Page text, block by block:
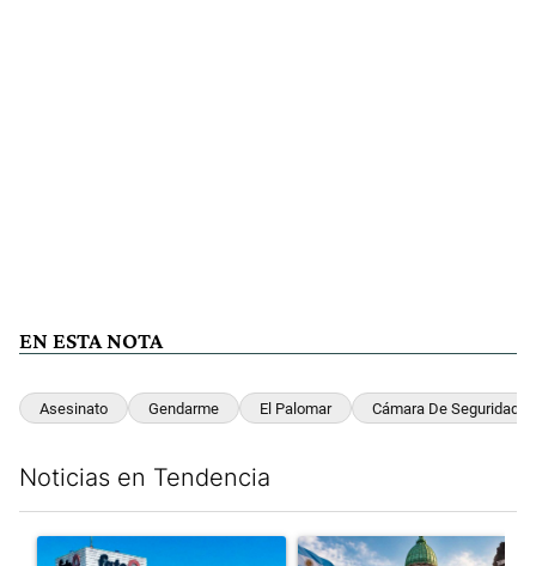
EN ESTA NOTA
Asesinato Gendarme El Palomar Cámara De Seguridad
Noticias en Tendencia
Un artículo de tendencia con el título "Récord histórico de
Un artículo de tendencia con